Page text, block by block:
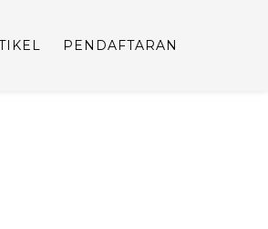
PENDAFTARAN